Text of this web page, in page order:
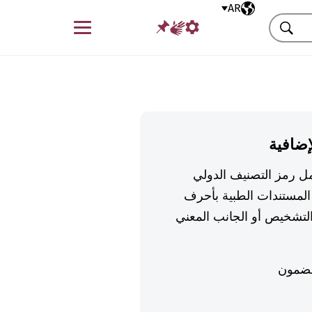
اللغة المختارةAR
قائمة
بحث
رمز التصنيف الدولي
الطبية بأحرف
أو الجانب المعني